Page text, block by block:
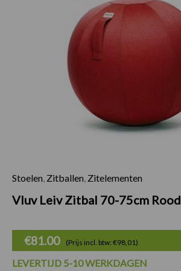
Stoelen Zitballen Zitelementen
Vluv Leiv Zitbal 70-75cm Rood
€81.00 (Prijs incl. btw: €98,01)
LEVERTIJD 5-10 WERKDAGEN